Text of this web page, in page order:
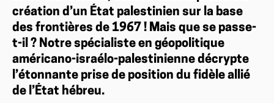
création d’un État palestinien sur la base
des frontières de 1967 ! Mais que se passe-
t-il ? Notre spécialiste en géopolitique
américano-israélo-palestinienne décrypte
l’étonnante prise de position du fidèle allié
de l’État hébreu.